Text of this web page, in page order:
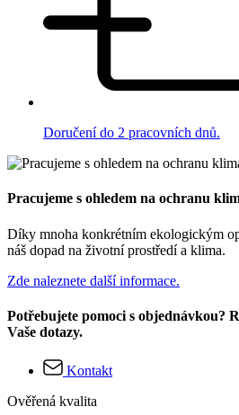
Doručení do 2 pracovních dnů.
Pracujeme s ohledem na ochranu
Díky mnoha konkrétním ekologickým
náš dopad na životní prostředí a klima.
Zde naleznete další informace.
Potřebujete pomoci s objednávkou?
Vaše dotazy.
Kontakt
Ověřená kvalita